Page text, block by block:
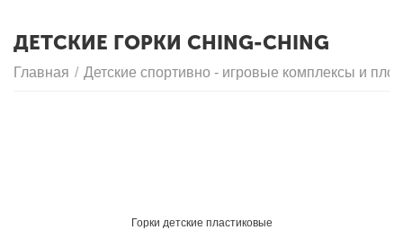
ДЕТСКИЕ ГОРКИ CHING-CHING
Главная / Детские спортивно - игровые комплексы и
Горки детские пластиковые